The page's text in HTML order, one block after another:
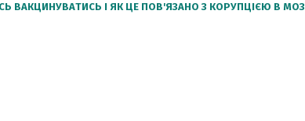
ВАКЦИНУВАТИСЬ І ЯК ЦЕ ПОВ'ЯЗАНО З КОРУПЦІЄЮ В МОЗ